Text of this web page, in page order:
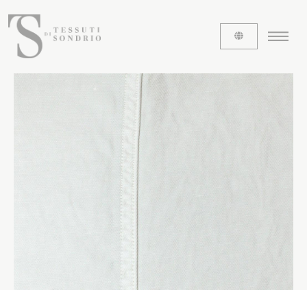
CHI SIAMO
Le etichette
La nostra storia
Lavora con noi
Share our fabrics